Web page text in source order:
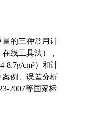
的三种常用计
线工具法），
8.7g/cm³）和计
例、误差分析
2007等国家标